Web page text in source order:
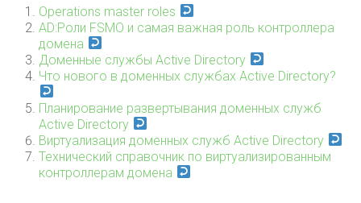
Operations master roles
AD:Роли FSMO и самая важная роль контроллера
домена
Доменные службы Active Directory
Что нового в доменных службах Active Directory?
Планирование развертывания доменных служб
Active Directory
Виртуализация доменных служб Active Directory
Технический справочник по виртуализированным
контроллерам домена